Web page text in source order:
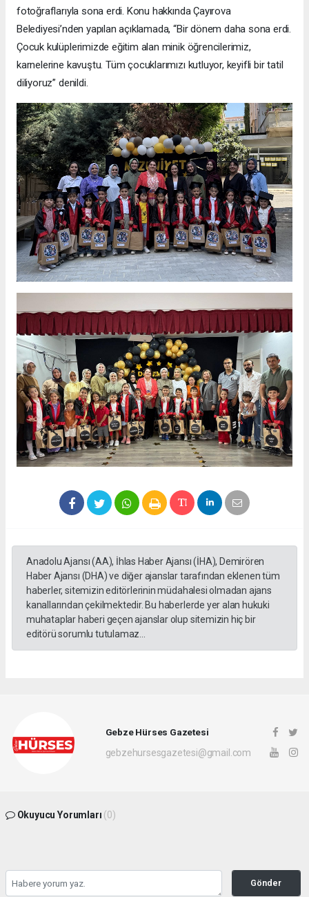
fotoğraflarıyla sona erdi. Konu hakkında Çayırova
Belediyesi’nden yapılan açıklamada, “Bir dönem daha sona erdi.
Çocuk kulüplerimizde eğitim alan minik öğrencilerimiz,
karnelerine kavuştu. Tüm çocuklarımızı kutluyor, keyifli bir tatil
diliyoruz” denildi.
Anadolu Ajansı (AA), İhlas Haber Ajansı (İHA), Demirören
Haber Ajansı (DHA) ve diğer ajanslar tarafından eklenen tüm
haberler, sitemizin editörlerinin müdahalesi olmadan ajans
kanallarından çekilmektedir. Bu haberlerde yer alan hukuki
muhataplar haberi geçen ajanslar olup sitemizin hiç bir
editörü sorumlu tutulamaz...
Gebze Hürses Gazetesi
gebzehursesgazetesi@gmail.com
Okuyucu Yorumları (0)
Gönder